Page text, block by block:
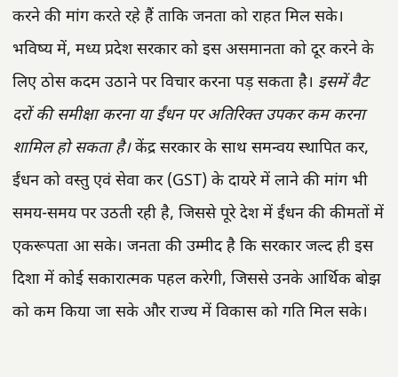
करने की मांग करते रहे हैं ताकि जनता को राहत मिल सके।
भविष्य में, मध्य प्रदेश सरकार को इस असमानता को दूर करने के
लिए ठोस कदम उठाने पर विचार करना पड़ सकता है। इसमें वैट
दरों की समीक्षा करना या ईंधन पर अतिरिक्त उपकर कम करना
शामिल हो सकता है।केंद्र सरकार के साथ समन्वय स्थापित कर,
ईंधन को वस्तु एवं सेवा कर (GST) के दायरे में लाने की मांग भी
समय-समय पर उठती रही है, जिससे पूरे देश में ईंधन की कीमतों में
एकरूपता आ सके। जनता की उम्मीद है कि सरकार जल्द ही इस
दिशा में कोई सकारात्मक पहल करेगी, जिससे उनके आर्थिक बोझ
को कम किया जा सके और राज्य में विकास को गति मिल सके।